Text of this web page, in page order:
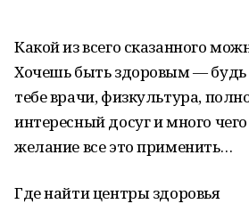
Какой из всего сказанного
Хочешь быть здоровым —
тебе врачи, физкультура,
интересный досуг и много
желание все это применить…
Где найти центры здоровья